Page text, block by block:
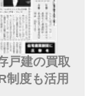
戸建の買取
制度も活用